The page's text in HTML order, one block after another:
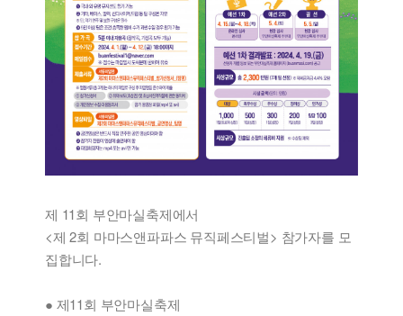
제 11회 부안마실축제에서
<제 2회 마마스앤파파스 뮤직페스티벌> 참가자를 모
집합니다.
● 제11회 부안마실축제